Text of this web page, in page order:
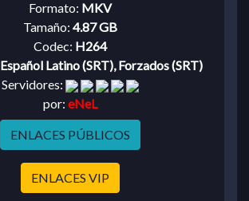
Formato: MKV
Tamaño: 4.87 GB
Codec: H264
Español Latino (SRT), Forzados (SRT)
Servidores:
por: eNeL
ENLACES PÚBLICOS
ENLACES VIP